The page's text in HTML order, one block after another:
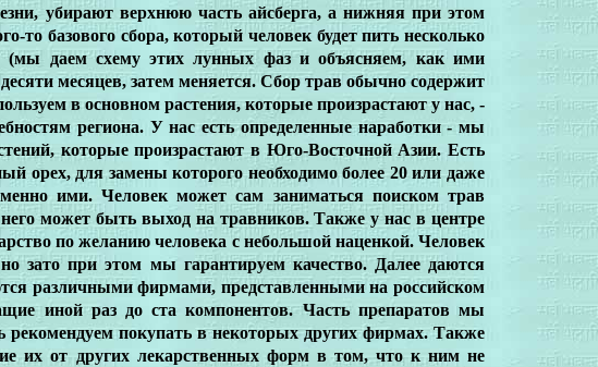
убирают верхнюю часть айсберга, а нижняя при этом
то базового сбора, который человек будет пить несколько
(мы даем схему этих лунных фаз и объясняем, как ими
месяцев, затем меняется. Сбор трав обычно содержит
в основном растения, которые произрастают у нас, -
региона. У нас есть определенные наработки - мы
которые произрастают в Юго-Восточной Азии. Есть
орех, для замены которого необходимо более 20 или даже
ими. Человек может сам заниматься поиском трав
может быть выход на травников. Также у нас в центре
по желанию человека с небольшой наценкой. Человек
зато при этом мы гарантируем качество. Далее даются
различными фирмами, представленными на российском
иной раз до ста компонентов. Часть препаратов мы
покупать в некоторых других фирмах. Также
их от других лекарственных форм в том, что к ним не